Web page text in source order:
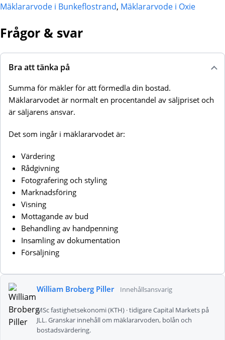
Mäklararvode i Bunkeflostrand, Mäklararvode i Oxie
Frågor & svar
Bra att tänka på
Summa för mäkler för att förmedla din bostad.
Mäklararvodet är normalt en procentandel av säljpriset och
är säljarens ansvar.
Det som ingår i mäklararvodet är:
Värdering
Rådgivning
Fotografering och styling
Marknadsföring
Visning
Mottagande av bud
Behandling av handpenning
Insamling av dokumentation
Försäljning
William Broberg Piller Innehållsansvarig
MSc fastighetsekonomi (KTH) · tidigare Capital Markets på
JLL. Granskar innehåll om mäklararvoden, bolån och
bostadsvärdering.